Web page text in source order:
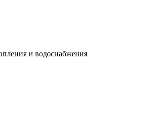
и водоснабжения